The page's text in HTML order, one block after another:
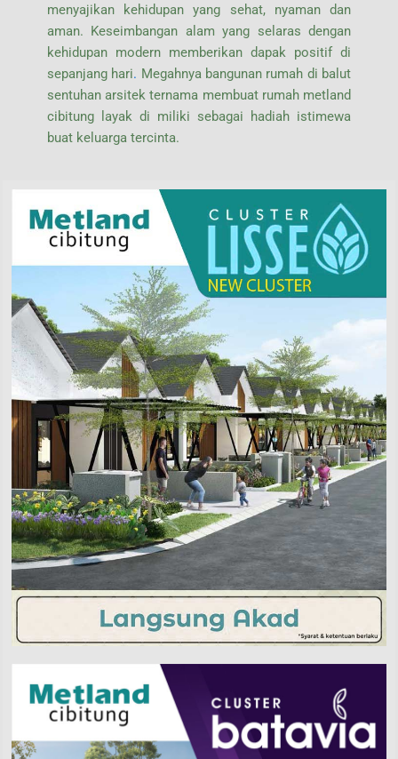
menyajikan kehidupan yang sehat, nyaman dan
aman. Keseimbangan alam yang selaras dengan
kehidupan modern memberikan dapak positif di
sepanjang hari. Megahnya bangunan rumah di balut
sentuhan arsitek ternama membuat rumah metland
cibitung layak di miliki sebagai hadiah istimewa
buat keluarga tercinta.